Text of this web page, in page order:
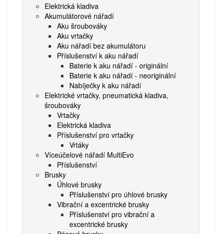
Elektrická kladiva
Akumulátorové nářadí
Aku šroubováky
Aku vrtačky
Aku nářadí bez akumulátoru
Příslušenství k aku nářadí
Baterie k aku nářadí - originální
Baterie k aku nářadí - neoriginální
Nabíječky k aku nářadí
Elektrické vrtačky, pneumatická kladiva,
šroubováky
Vrtačky
Elektrická kladiva
Příslušenství pro vrtačky
Vrtáky
Víceúčelové nářadí MultiEvo
Příslušenství
Brusky
Úhlové brusky
Příslušenství pro úhlové brusky
Vibrační a excentrické brusky
Příslušenství pro vibrační a
excentrické brusky